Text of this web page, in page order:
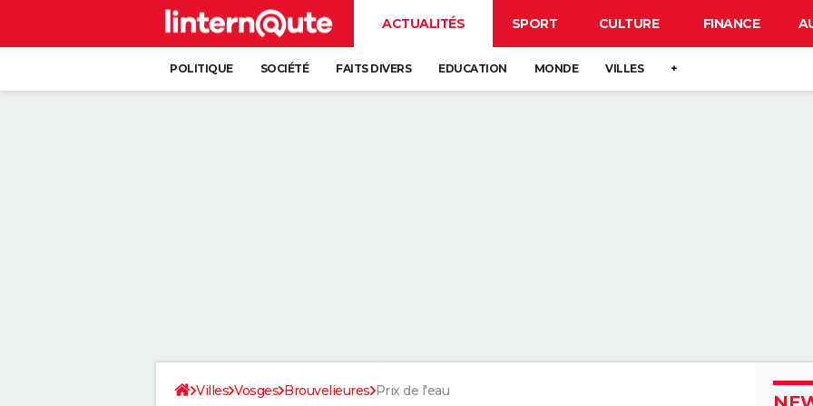
ACTUALITÉS SPORT CULTURE FINANCE
POLITIQUE SOCIÉTÉ FAITS DIVERS EDUCATION MONDE VILLES +
Villes Vosges Brouvelieures Prix de l'eau